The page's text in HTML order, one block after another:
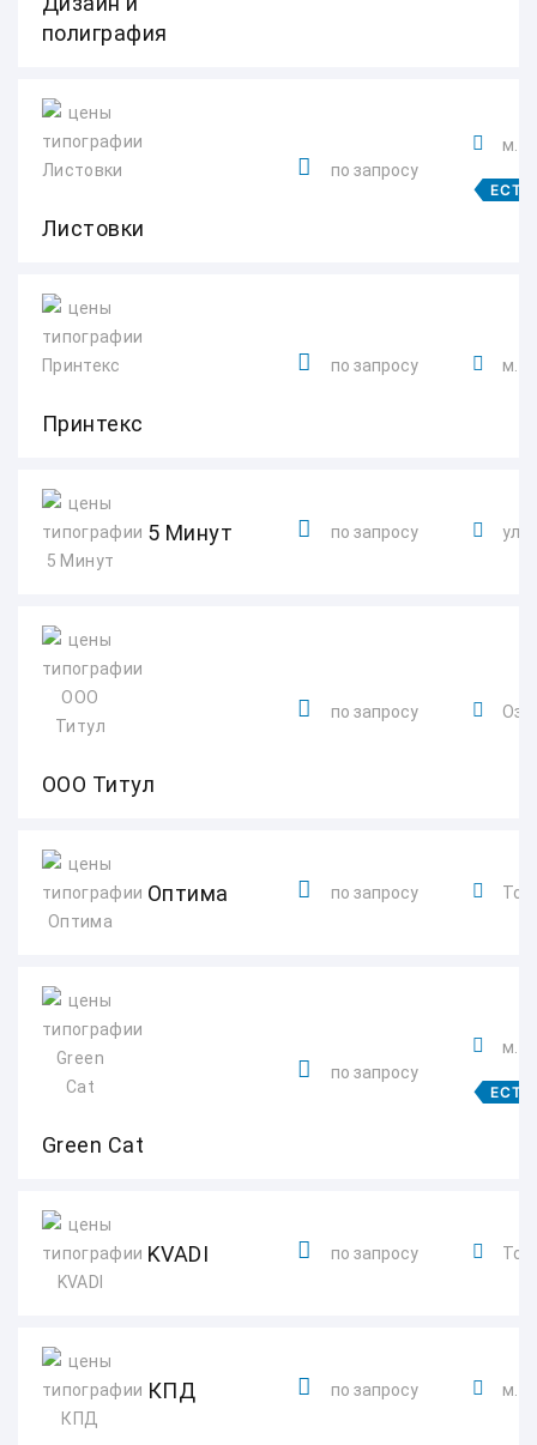
полиграфия
Листовки
по запросу
м.
Принтекс
по запросу м.
5 Минут по запросу ул.
ООО Титул
по запросу
Оптима по запросу
Green Cat
по запросу
м.
KVADI по запросу
КПД по запросу м.